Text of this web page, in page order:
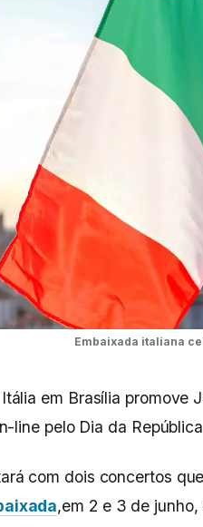
Embaixada italiana
em Brasília promove
line pelo Dia da
com dois concertos
,em 2 e 3 de junho,